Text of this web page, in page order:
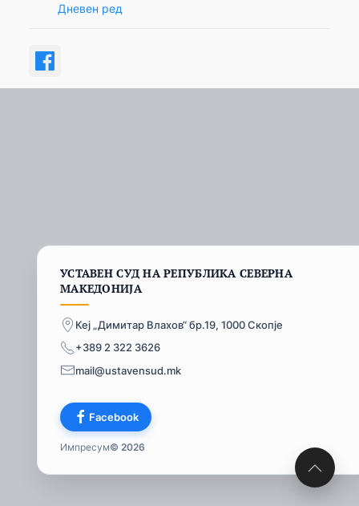
Дневен ред
УСТАВЕН СУД НА РЕПУБЛИКА СЕВЕРНА
МАКЕДОНИЈА
Кеј „Димитар Влахов“ бр.19, 1000 Скопје
+389 2 322 3626
mail@ustavensud.mk
Facebook
Импресум© 2026